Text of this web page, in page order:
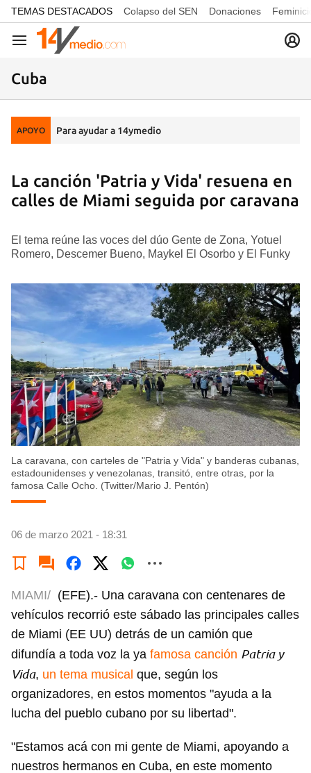
common.go-to-content
TEMAS DESTACADOS Colapso del SEN Donaciones
Navegación
Cuba
APOYO Para ayudar a 14ymedio
La canción 'Patria y Vida' resuena en
calles de Miami seguida por caravana
El tema reúne las voces del dúo Gente de Zona, Yotuel
Romero, Descemer Bueno, Maykel El Osorbo y El Funky
La caravana, con carteles de "Patria y Vida" y banderas cubanas,
estadounidenses y venezolanas, transitó, entre otras, por la
famosa Calle Ocho. (Twitter/Mario J. Pentón)
06 de marzo 2021 - 18:31
MIAMI/ (EFE).- Una caravana con centenares de
vehículos recorrió este sábado las principales calles
de Miami (EE UU) detrás de un camión que
difundía a toda voz la ya famosa canción Patria y
Vida, un tema musical que, según los
organizadores, en estos momentos "ayuda a la
lucha del pueblo cubano por su libertad".
"Estamos acá con mi gente de Miami, apoyando a
nuestros hermanos en Cuba, en este momento